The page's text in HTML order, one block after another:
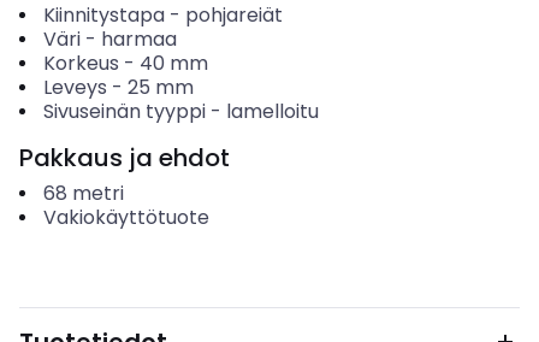
Kiinnitystapa- pohjareiät
Väri- harmaa
Korkeus - 40 mm
Leveys - 25 mm
Sivuseinän tyyppi- lamelloitu
Pakkaus ja ehdot
68 metri
Vakiokäyttötuote